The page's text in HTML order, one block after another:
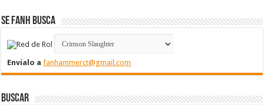
Se FanH Busca
Envíalo afanhammerct@gmail.com
Buscar